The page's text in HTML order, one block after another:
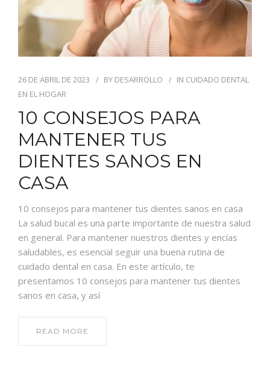
26 DE ABRIL DE 2023 BY DESARROLLO IN CUIDADO DENTAL
EN EL HOGAR
10 CONSEJOS PARA
MANTENER TUS
DIENTES SANOS EN
CASA
10 consejos para mantener tus dientes sanos en casa
La salud bucal es una parte importante de nuestra salud
en general. Para mantener nuestros dientes y encías
saludables, es esencial seguir una buena rutina de
cuidado dental en casa. En este artículo, te
presentamos 10 consejos para mantener tus dientes
sanos en casa, y así
READ MORE